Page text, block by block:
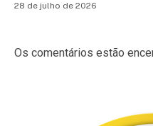
28 de julho de 2026
Os comentários estão